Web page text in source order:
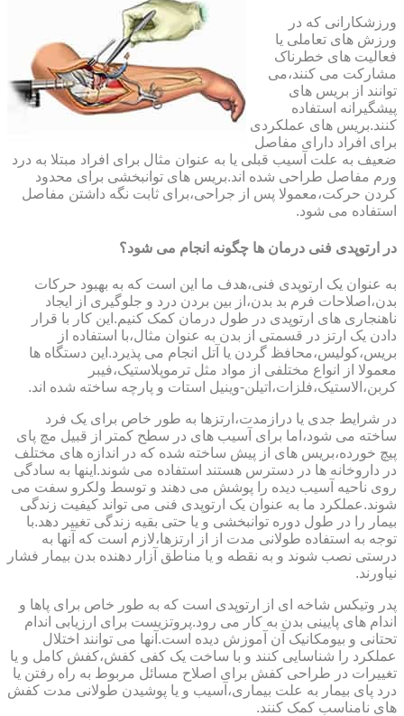
ورزشکارانی که در
ورزش های تعاملی یا
فعالیت های خطرناک
مشارکت می کنند،می
توانند از بریس های
پیشگیرانه استفاده
کنند.بریس های عملکردی
برای افراد دارای مفاصل
ضعیف به علت آسیب قبلی یا به عنوان مثال برای افراد مبتلا به درد
ورم مفاصل طراحی شده اند.بریس های توانبخشی برای محدود
کردن حرکت،معمولا پس از جراحی،برای ثابت نگه داشتن مفاصل
استفاده می شود.
در ارتوپدی فنی درمان ها چگونه انجام می شود؟
به عنوان یک ارتوپدی فنی،هدف ما این است که به بهبود حرکات
بدن،اصلاحات فرم بد بدن،از بین بردن درد و جلوگیری از ایجاد
ناهنجاری های ارتوپدی در طول درمان کمک کنیم.این کار با قرار
دادن یک ارتز در قسمتی از بدن به عنوان مثال،با استفاده از
بریس،کولیس،محافظ گردن یا آتل انجام می پذیرد.این دستگاه ها
معمولا از انواع مختلفی از مواد مثل ترموپلاستیک،فیبر
کربن،الاستیک،فلزات،اتیلن-وینیل استات و پارچه ساخته شده اند.
در شرایط جدی یا درازمدت،ارتزها به طور خاص برای یک فرد
ساخته می شود،اما برای آسیب های در سطح کمتر از قبیل مچ پای
پیچ خورده،بریس های از پیش ساخته شده که در اندازه های مختلف
در داروخانه ها در دسترس هستند استفاده می شوند.اینها به سادگی
روی ناحیه آسیب دیده را پوشش می دهند و توسط ولکرو سفت می
شوند.عملکرد ما به عنوان یک ارتوپدی فنی می تواند کیفیت زندگی
بیمار را در طول دوره توانبخشی و یا حتی بقیه زندگی تغییر دهد.با
توجه به استفاده طولانی مدت از از ارتزها،لازم است که آنها به
درستی نصب شوند و به نقطه و یا مناطق آزار دهنده بدن بیمار فشار
نیاورند.
پدر وتیکس شاخه ای از ارتوپدی است که به طور خاص برای پاها و
اندام های پایینی بدن به کار می رود.پروتزیست برای ارزیابی اندام
تحتانی و بیومکانیک آن آموزش دیده است.آنها می توانند اختلال
عملکرد را شناسایی کنند و با ساخت یک کفی کفش،کفش کامل و یا
تغییرات در طراحی کفش برای اصلاح مسائل مربوط به راه رفتن یا
درد پای بیمار به علت بیماری،آسیب و یا پوشیدن طولانی مدت کفش
های نامناسب کمک کنند.